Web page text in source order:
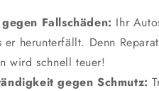
Fallschäden: Ihr
er herunterfällt. Denn
wird schnell teuer!
gegen Schmutz: